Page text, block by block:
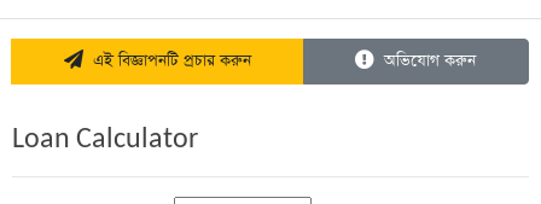
এই বিজ্ঞাপনটি প্রচার করুন অভিযোগ করুন
Loan Calculator